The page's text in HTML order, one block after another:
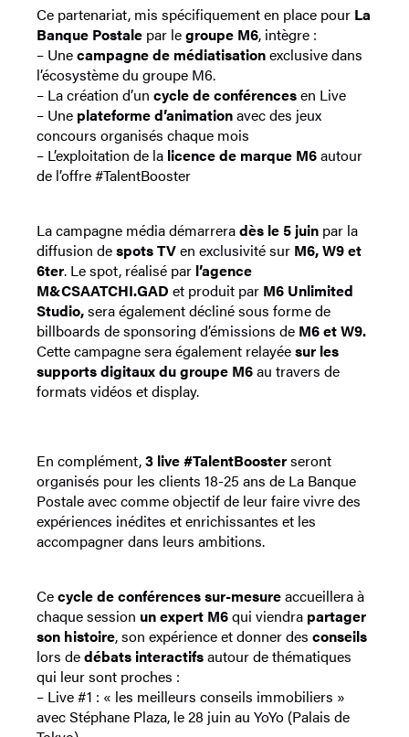
Ce partenariat, mis spécifiquement en place pour La
Banque Postale par legroupe M6, intègre :
– Unecampagne de médiatisationexclusive dans
l’écosystème du groupe M6.
– La création d’un cycle de conférencesen Live
– Une plateforme d’animationavec des jeux
concours organisés chaque mois
– L’exploitation de la licence de marque M6autour
de l’offre #TalentBooster
La campagne média démarreradès le 5 juin par la
diffusion despots TVen exclusivité sur M6, W9 et
6ter. Le spot, réalisé par l’agence
M&CSAATCHI.GAD et produit par M6 Unlimited
Studio,sera également décliné sous forme de
billboards de sponsoring d’émissions de M6 et W9.
Cette campagne sera également relayéesur les
supports digitaux du groupe M6au travers de
formats vidéos et display.
En complément,3 live #TalentBoosterseront
organisés pour les clients 18-25 ans de La Banque
Postale avec comme objectif de leur faire vivre des
expériences inédites et enrichissantes et les
accompagner dans leurs ambitions.
Cecycle de conférences sur-mesureaccueillera à
chaque session un expert M6qui viendra partager
son histoire, son expérience et donner des conseils
lors dedébats interactifsautour de thématiques
qui leur sont proches :
– Live #1 : « les meilleurs conseils immobiliers »
avec Stéphane Plaza, le 28 juin au YoYo (Palais de